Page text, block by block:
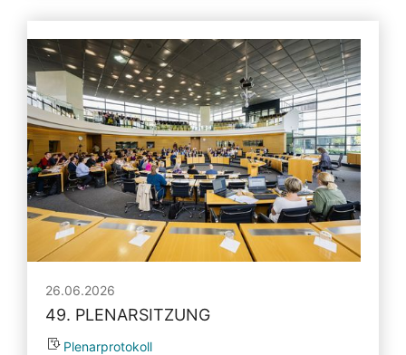
26.06.2026
49. PLENARSITZUNG
Plenarprotokoll